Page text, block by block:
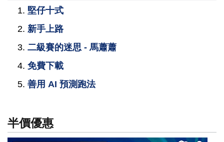
堅仔十式
新手上路
二級賽的迷思 - 馬蕭蕭
免費下載
善用 AI 預測跑法
半價優惠